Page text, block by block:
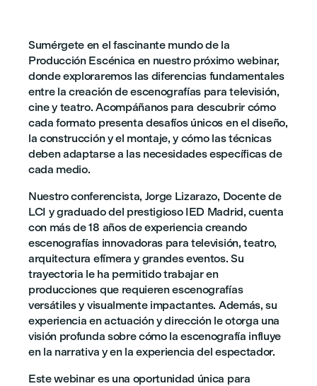
Sumérgete en el fascinante mundo de la
Producción Escénica en nuestro próximo webinar,
donde exploraremos las diferencias fundamentales
entre la creación de escenografías para televisión,
cine y teatro. Acompáñanos para descubrir cómo
cada formato presenta desafíos únicos en el diseño,
la construcción y el montaje, y cómo las técnicas
deben adaptarse a las necesidades específicas de
cada medio.
Nuestro conferencista, Jorge Lizarazo, Docente de
LCI y graduado del prestigioso IED Madrid, cuenta
con más de 18 años de experiencia creando
escenografías innovadoras para televisión, teatro,
arquitectura efímera y grandes eventos. Su
trayectoria le ha permitido trabajar en
producciones que requieren escenografías
versátiles y visualmente impactantes. Además, su
experiencia en actuación y dirección le otorga una
visión profunda sobre cómo la escenografía influye
en la narrativa y en la experiencia del espectador.
Este webinar es una oportunidad única para